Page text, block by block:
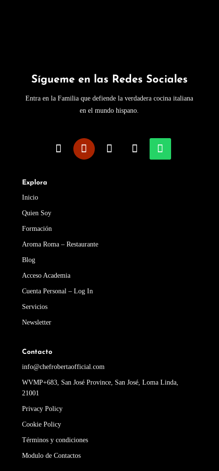
Sígueme en las Redes Sociales
Entra en la Familia que defiende la verdadera cocina italiana
en el mundo hispano.
Explora
Inicio
Quien Soy
Formación
Aroma Roma – Restaurante
Blog
Acceso Academia
Cuenta Personal – Log In
Servicios
Newsletter
Contacto
info@chefrobertaofficial.com
WVMP+683, San José Province, San José, Loma Linda,
21001
Privacy Policy
Cookie Policy
Términos y condiciones
Modulo de Contactos